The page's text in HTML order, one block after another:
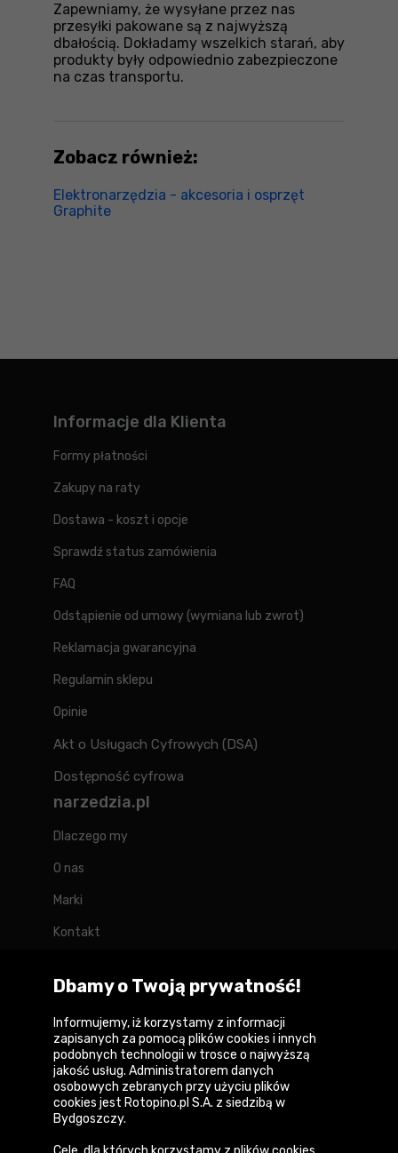
Zapewniamy, że wysyłane przez nas
przesyłki pakowane są z najwyższą
dbałością. Dokładamy wszelkich starań, aby
produkty były odpowiednio zabezpieczone
na czas transportu.
Zobacz również:
Elektronarzędzia - akcesoria i osprzęt
Graphite
Informacje dla Klienta
Formy płatności
Zakupy na raty
Dostawa - koszt i opcje
Sprawdź status zamówienia
FAQ
Odstąpienie od umowy (wymiana lub zwrot)
Reklamacja gwarancyjna
Regulamin sklepu
Opinie
Akt o Usługach Cyfrowych (DSA)
Dostępność cyfrowa
narzedzia.pl
Dlaczego my
O nas
Marki
Kontakt
Forum
Copyright © 2026
Polityka prywatności i zasady korzystania z
serwisu
Dbamy o Twoją prywatność!
Informujemy, iż korzystamy z informacji
zapisanych za pomocą plików cookies i innych
podobnych technologii w trosce o najwyższą
jakość usług. Administratorem danych
osobowych zebranych przy użyciu plików
cookies jest Rotopino.pl S.A. z siedzibą w
Bydgoszczy.